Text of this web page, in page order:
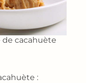
cacahuète
: